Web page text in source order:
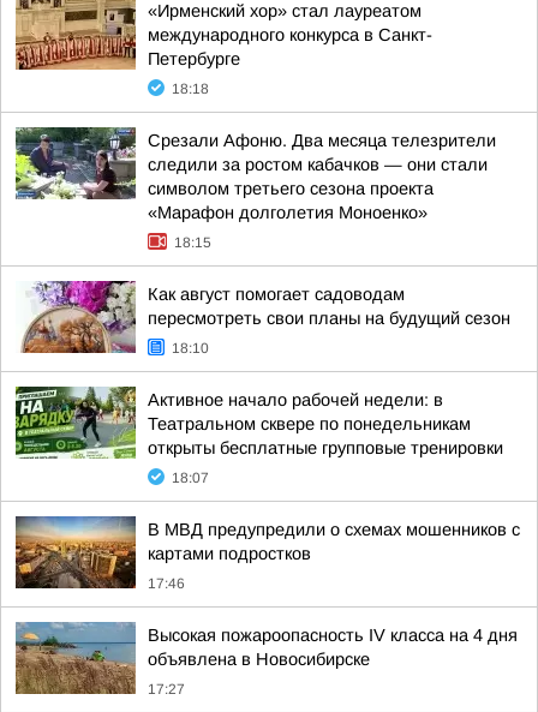
«Ирменский хор» стал лауреатом
международного конкурса в Санкт-
Петербурге
18:18
Срезали Афоню. Два месяца телезрители
следили за ростом кабачков — они стали
символом третьего сезона проекта
«Марафон долголетия Моноенко»
18:15
Как август помогает садоводам
пересмотреть свои планы на будущий сезон
18:10
Активное начало рабочей недели: в
Театральном сквере по понедельникам
открыты бесплатные групповые тренировки
18:07
В МВД предупредили о схемах мошенников с
картами подростков
17:46
Высокая пожароопасность IV класса на 4 дня
объявлена в Новосибирске
17:27